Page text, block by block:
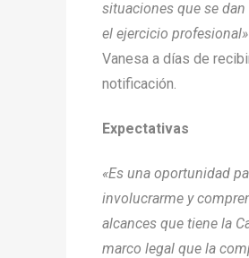
situaciones que se dan
el ejercicio profesional»
Vanesa a días de
notificación.
Expectativas
«Es una oportunidad
involucrarme y
alcances que tiene la
marco legal que la